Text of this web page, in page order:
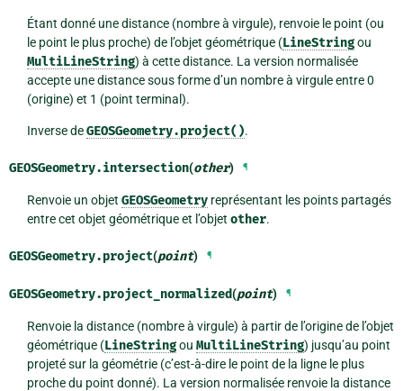
Étant donné une distance (nombre à virgule), renvoie le point (ou
le point le plus proche) de l’objet géométrique (LineStringou
MultiLineString) à cette distance. La version normalisée
accepte une distance sous forme d’un nombre à virgule entre 0
(origine) et 1 (point terminal).
Inverse deGEOSGeometry.project().
GEOSGeometry.intersection(other) ¶
Renvoie un objet GEOSGeometryreprésentant les points partagés
entre cet objet géométrique et l’objet other.
GEOSGeometry.project(point) ¶
GEOSGeometry.project_normalized(point) ¶
Renvoie la distance (nombre à virgule) à partir de l’origine de l’objet
géométrique (LineStringou MultiLineString) jusqu’au point
projeté sur la géométrie (c’est-à-dire le point de la ligne le plus
proche du point donné). La version normalisée renvoie la distance